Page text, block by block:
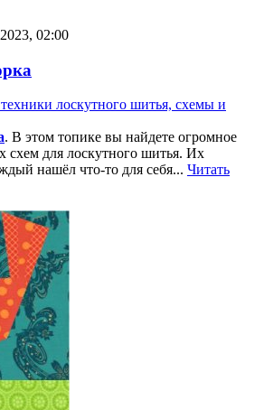
02:00
лоскутного шитья, схемы и
. В этом топике вы найдете огромное
схем для лоскутного шитья. Их
нашёл что-то для себя... Читать